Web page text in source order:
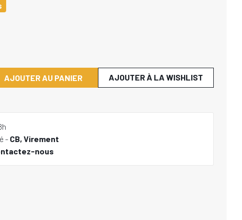
AJOUTER AU PANIER AJOUTER À LA WISHLIST
- CB, Virement
nous